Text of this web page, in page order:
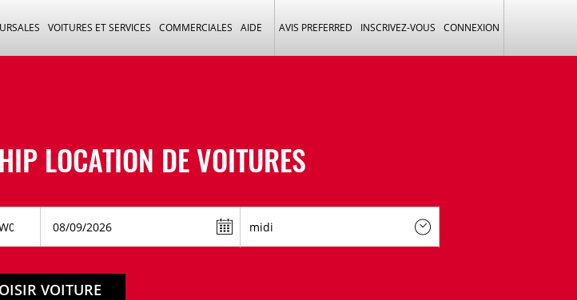
VOITURES ET SERVICES COMMERCIALES AIDE AVIS PREFERRED INSCRIVEZ-VOUS CONNEXION
LOCATION DE VOITURES
VOITURE